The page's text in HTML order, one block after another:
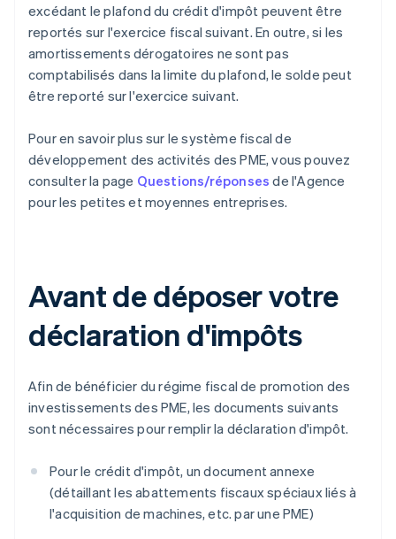
excédant le plafond du crédit d'impôt peuvent être
reportés sur l'exercice fiscal suivant. En outre, si les
amortissements dérogatoires ne sont pas
comptabilisés dans la limite du plafond, le solde peut
être reporté sur l'exercice suivant.
Pour en savoir plus sur le système fiscal de
développement des activités des PME, vous pouvez
consulter la page Questions/réponses de l'Agence
pour les petites et moyennes entreprises.
Avant de déposer votre
déclaration d'impôts
Afin de bénéficier du régime fiscal de promotion des
investissements des PME, les documents suivants
sont nécessaires pour remplir la déclaration d'impôt.
Pour le crédit d'impôt, un document annexe
(détaillant les abattements fiscaux spéciaux liés à
l'acquisition de machines, etc. par une PME)